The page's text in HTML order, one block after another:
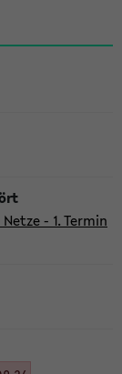
- 1. Termin